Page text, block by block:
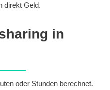
direkt Geld.
in
oder Stunden berechnet.